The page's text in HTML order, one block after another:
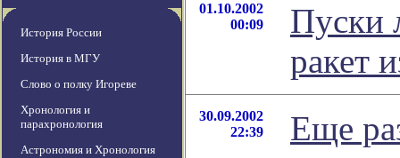
История России
История в МГУ
Слово о полку Игореве
Хронология и
парахронология
Астрономия и Хронология
01.10.2002
00:09
Пуски
ракет
30.09.2002
22:39
Еще